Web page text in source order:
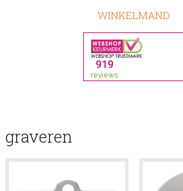
WINKELMAND
graveren